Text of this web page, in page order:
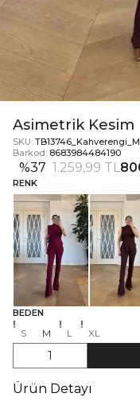
Asimetrik Kesim
SKU: TB13746_Kahverengi_M
Barkod: 8683984484190
%37 1.259,99 TL
RENK
BEDEN
S M L XL
1
Ürün Detayı